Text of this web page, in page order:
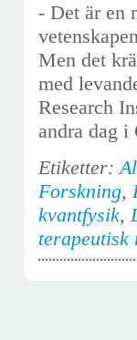
- Det är en
Men det
med
Research
andra dag i
Etiketter:
Forskning,
kvantfysik,
terapeutisk